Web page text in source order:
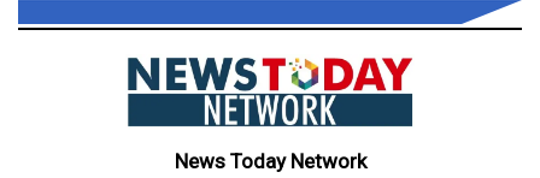
News Today Network